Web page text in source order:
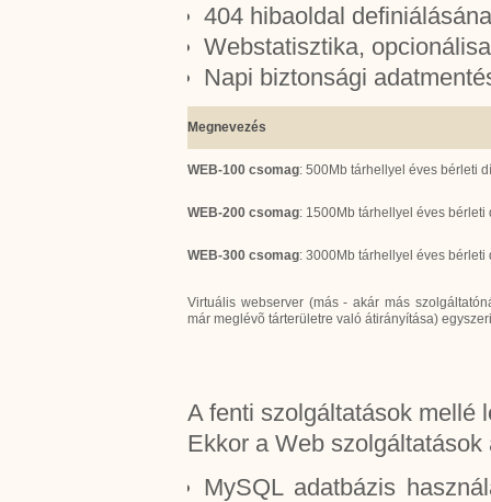
404 hibaoldal
Webstatisztika,
Napi biztonsági
Megnevezés
WEB-100 csomag: 500Mb tárhellyel éves bérleti
WEB-200 csomag: 1500Mb tárhellyel éves bérleti
WEB-300 csomag: 3000Mb tárhellyel éves bérleti
Virtuális webserver (más - akár más
már meglévõ tárterületre való átirányítása)
A fenti szolgáltatások mellé
Ekkor a Web
MySQL adatbázis